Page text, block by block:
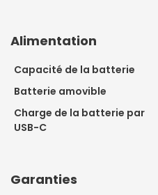
Alimentation
Capacité de la batterie
Batterie amovible
Charge de la batterie par
USB-C
Garanties